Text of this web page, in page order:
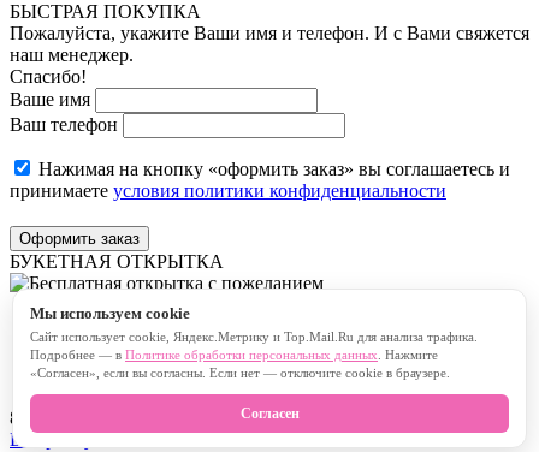
БЫСТРАЯ ПОКУПКА
Пожалуйста, укажите Ваши имя и телефон. И с Вами свяжется
наш менеджер.
Спасибо!
Ваше имя
Ваш телефон
Нажимая на кнопку «оформить заказ» вы соглашаетесь и
принимаете условия политики конфиденциальности
Оформить заказ
БУКЕТНАЯ ОТКРЫТКА
Бесплатная открытка с пожеланием
Платная открытка с пожеланием
80
В корзину
Мы используем cookie
Сайт использует cookie, Яндекс.Метрику и Top.Mail.Ru для анализа трафика.
Подробнее — в Политике обработки персональных данных . Нажмите
«Согласен», если вы согласны. Если нет — отключите cookie в браузере.
Согласен